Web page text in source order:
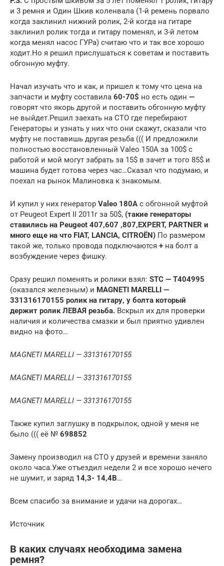
и 3 ремня и Один Шкив коленвала (1-й ремень порвало
когда заклинил нижний ролик, 2-й когда на гитаре
заклинил ролик тогда и гитару поменял, и 3-й летом
когда менял насос ГУРа) считаю что и так все хорошо
ходит.Но я решил прислушаться к советам и поставить
обгонную муфту.
Начал изучать что и как, и пришел к тому что цена на
запчасти и муфту составила 60-70$ но есть один —
говорят что якорь другой и поставить обгонную муфту
не выйдет.Решил заехать на СТО где перебирают
Генераторы и узнать у них что они скажут, сказали что
муфту не поставишь другая резьба ((( И предложили
полностью восстановленный Valeo 150А за 100$ с
работой и мой могут забрать за 15$ в зачет и того 85$ и
машина будет готова через час…Сказал что подумаю, и
поехал на рынок Малиновка к знакомым.
И купил у них генератор Valeo 180А с обгонной муфтой
от Peugeot Expert II 2011г за 50$, (такие генераторы
ставились на Peugeot 407,607 ,807,EXPERT, PARTNER и
много еще на что FIAT, LANCIA, CITROËN) По размером
такой же, только провода подключаются + на болт а
возбуждение через фишку.
Сразу решил поменять и ролики взял: STC — T404995
(оказался железным) и MAGNETI MARELLI —
331316170155 ролик на гитару, у болта который
держит ролик ЛЕВАЯ резьба. Вскрыл их для проверки
наличия и количества смазки и был приятно удивлен
видно на фото…
MAGNETI MARELLI — 331316170155
MAGNETI MARELLI — 331316170155
MAGNETI MARELLI — 331316170155
Также купил заглушку в подкрылок, одной у меня не
было ((( её № 698852
Замену производил на СТО у друзей и времени заняло
около часа.Уже отъездил недели 2 и все хорошо нечего
не шумит, и заряд 14,3- 14,4В…
Всем спасибо за внимание и удачи на дорогах…
Источник
В каких случаях необходима замена
ремня?